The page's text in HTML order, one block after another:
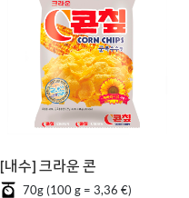
[내수] 크라운 콘칲
70g (100 g = 3,36 €)